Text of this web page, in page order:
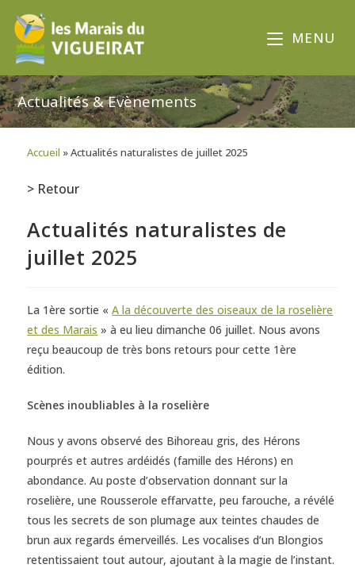
MENU
Actualités & Evènements
Accueil »Actualités naturalistes de juillet 2025
> Retour
Actualités naturalistes de
juillet 2025
La 1ère sortie «A la découverte des oiseaux de la roselière
et des Marais » à eu lieu dimanche 06 juillet. Nous avons
reçu beaucoup de très bons retours pour cette 1ère
édition.
Scènes inoubliables à la roselière
Nous y avons observé des Bihoreau gris, des Hérons
pourprés et autres ardéidés (famille des Hérons) en
abondance. Au poste d’observation donnant sur la
roselière, une Rousserole effarvatte, peu farouche, a révélé
tous les secrets de son plumage aux teintes chaudes de
brun aux regards émerveillés. Les vocalises d’un Blongios
retentissaient tout autour, ajoutant à la magie de l’instant.